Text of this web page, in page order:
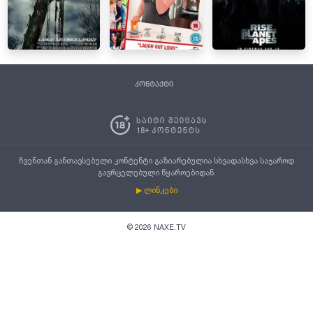
კონტაქტი
ჩვენთან განთავსებული კონტენტი გაზიარებულია სხვადასხვა საჯაროდ
გავრცელებული წყაროებიდან.
▶ ლინკები
© 2026 NAXE.TV